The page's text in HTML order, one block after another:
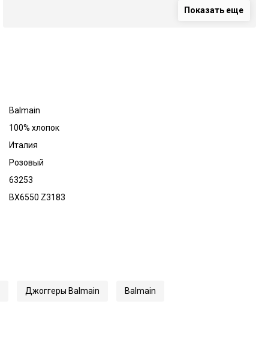
Показать еще
Balmain
100% хлопок
Италия
Розовый
63253
BX6550 Z3183
Джоггеры Balmain Balmain